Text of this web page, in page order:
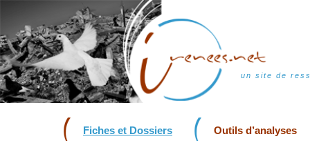
un site de
Fiches et Dossiers Outils d’analyses